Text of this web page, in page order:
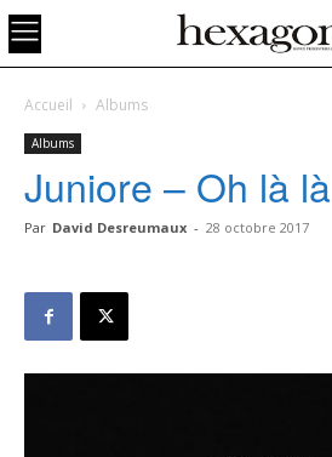
Accueil Albums
Albums
Juniore – Oh là là
Par David Desreumaux - 28 octobre 2017